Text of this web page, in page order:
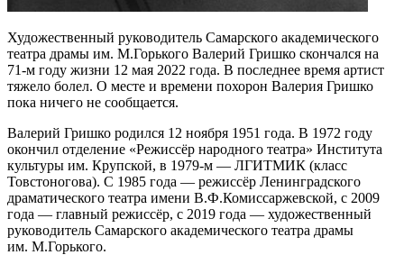
Художественный руководитель Самарского академического
театра драмы им. М.Горького Валерий Гришко скончался на
71-м году жизни 12 мая 2022 года. В последнее время артист
тяжело болел. О месте и времени похорон Валерия Гришко
пока ничего не сообщается.
Валерий Гришко родился 12 ноября 1951 года. В 1972 году
окончил отделение «Режиссёр народного театра» Института
культуры им. Крупской, в 1979-м — ЛГИТМИК (класс
Товстоногова). С 1985 года — режиссёр Ленинградского
драматического театра имени В.Ф.Комиссаржевской, с 2009
года — главный режиссёр, с 2019 года — художественный
руководитель Самарского академического театра драмы
им. М.Горького.